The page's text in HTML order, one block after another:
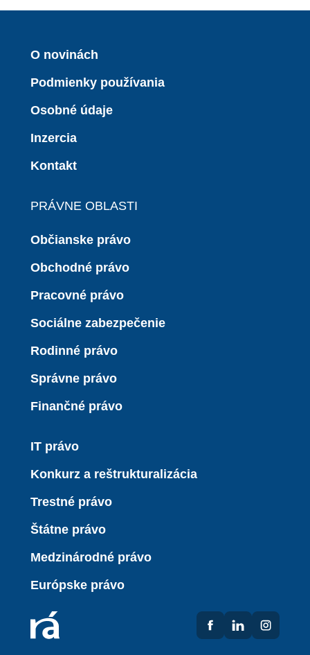
O novinách
Podmienky používania
Osobné údaje
Inzercia
Kontakt
PRÁVNE OBLASTI
Občianske právo
Obchodné právo
Pracovné právo
Sociálne zabezpečenie
Rodinné právo
Správne právo
Finančné právo
IT právo
Konkurz a reštrukturalizácia
Trestné právo
Štátne právo
Medzinárodné právo
Európske právo